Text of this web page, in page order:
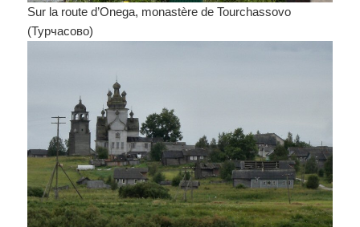
Sur la route d’Onega, monastère de Tourchassovo
(Турчасово)